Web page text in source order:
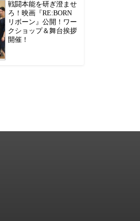
戦闘本能を研ぎ澄ませ
ろ！映画『RE:BORN
リボーン』公開！ワー
クショップ＆舞台挨拶
開催！